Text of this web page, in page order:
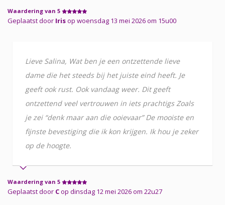
Waardering van 5
Geplaatst door Irisop woensdag 13 mei 2026 om 15u00
Lieve Salina, Wat ben je een ontzettende lieve
dame die het steeds bij het juiste eind heeft. Je
geeft ook rust. Ook vandaag weer. Dit geeft
ontzettend veel vertrouwen in iets prachtigs Zoals
je zei “denk maar aan die ooievaar” De mooiste en
fijnste bevestiging die ik kon krijgen. Ik hou je zeker
op de hoogte.
Waardering van 5
Geplaatst door Cop dinsdag 12 mei 2026 om 22u27